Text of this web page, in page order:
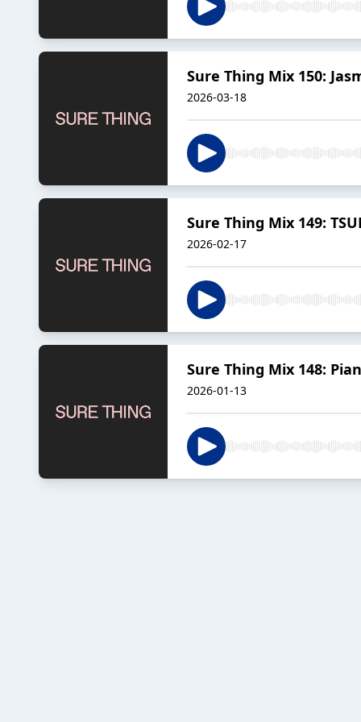
Sure Thing Mix 150:
2026-03-18
Sure Thing Mix 149:
2026-02-17
Sure Thing Mix 148:
2026-01-13